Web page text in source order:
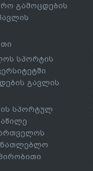
გამოცდების
სპორტის
გავლის
სპორტულ